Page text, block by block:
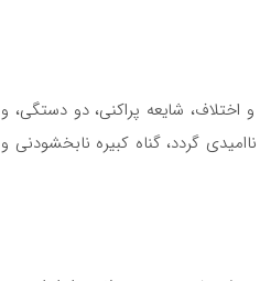
شایعه پراکنی، دو دستگی، و
گردد، گناه کبیره نابخشودنی و